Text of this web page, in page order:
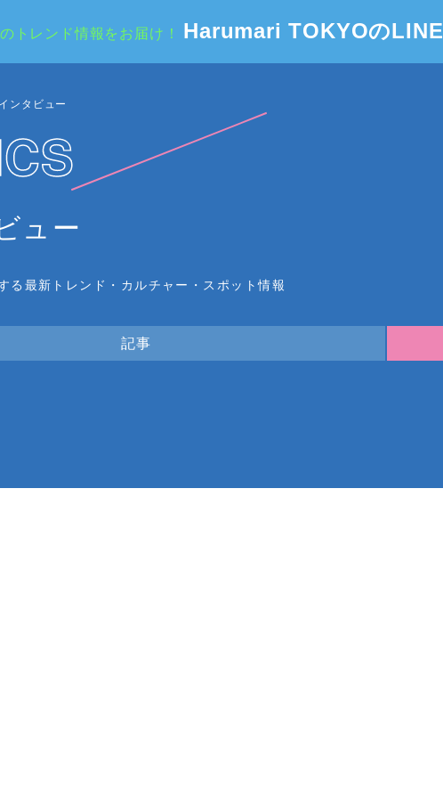
トレンド情報をお届け！ Harumari TOKYOのLINE
インタビュー
ュー
る最新トレンド・カルチャー・スポット情報
記事